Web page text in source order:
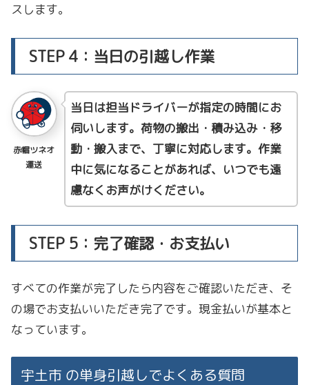
スします。
STEP 4：当日の引越し作業
赤帽ツネオ
運送
当日は担当ドライバーが指定の時間にお
伺いします。荷物の搬出・積み込み・移
動・搬入まで、丁寧に対応します。作業
中に気になることがあれば、いつでも遠
慮なくお声がけください。
STEP 5：完了確認・お支払い
すべての作業が完了したら内容をご確認いただき、そ
の場でお支払いいただき完了です。現金払いが基本と
なっています。
宇土市 の単身引越しでよくある質問